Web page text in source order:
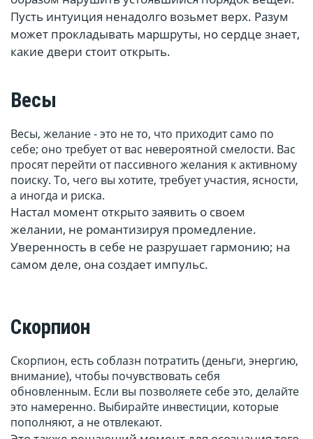
Пусть интуиция ненадолго возьмет верх. Разум
может прокладывать маршруты, но сердце знает,
какие двери стоит открыть.
Весы
Весы, желание - это не то, что приходит само по
себе; оно требует от вас невероятной смелости. Вас
просят перейти от пассивного желания к активному
поиску. То, чего вы хотите, требует участия, ясности,
а иногда и риска.
Настал момент открыто заявить о своем
желании, не романтизируя промедление.
Уверенность в себе не разрушает гармонию; на
самом деле, она создает импульс.
Скорпион
Скорпион, есть соблазн потратить (деньги, энергию,
внимание), чтобы почувствовать себя
обновленным. Если вы позволяете себе это, делайте
это намеренно. Выбирайте инвестиции, которые
пополняют, а не отвлекают.